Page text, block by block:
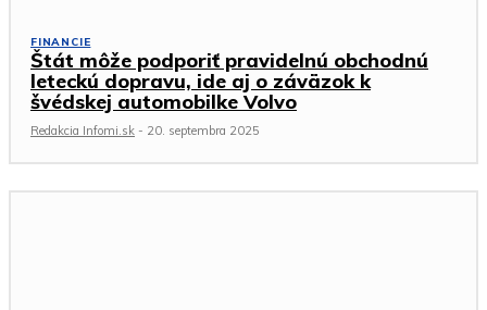
FINANCIE
Štát môže podporiť pravidelnú obchodnú
leteckú dopravu, ide aj o záväzok k
švédskej automobilke Volvo
Redakcia Infomi.sk - 20. septembra 2025